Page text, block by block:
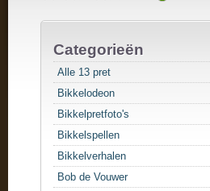
Categorieën
Alle 13 pret
Bikkelodeon
Bikkelpretfoto's
Bikkelspellen
Bikkelverhalen
Bob de Vouwer